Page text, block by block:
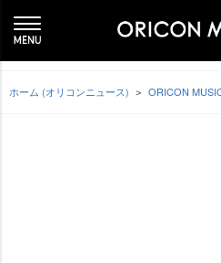
ホーム (オリコンニュース) ORICON